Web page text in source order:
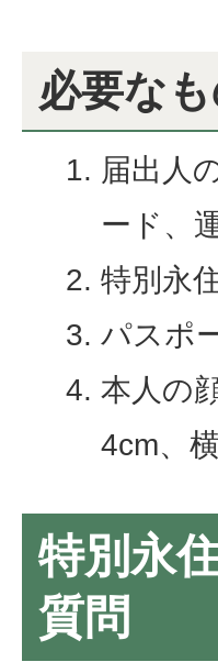
必要な
届出人
ード、
特別永
パスポ
本人の
4cm、
特別永
質問